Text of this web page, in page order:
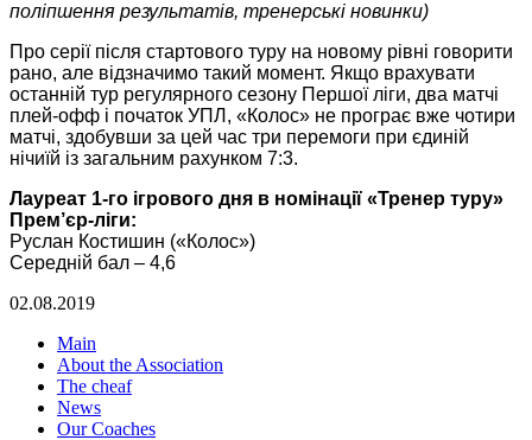
поліпшення результатів, тренерські новинки)
Про серії після стартового туру на новому рівні говорити
рано, але відзначимо такий момент. Якщо врахувати
останній тур регулярного сезону Першої ліги, два матчі
плей-офф і початок УПЛ, «Колос» не програє вже чотири
матчі, здобувши за цей час три перемоги при єдиній
нічиїй із загальним рахунком 7:3.
Лауреат 1-го ігрового дня в номінації «Тренер туру»
Прем’єр-ліги:
Руслан Костишин («Колос»)
Середній бал – 4,6
02.08.2019
Main
About the Association
The cheaf
News
Our Coaches